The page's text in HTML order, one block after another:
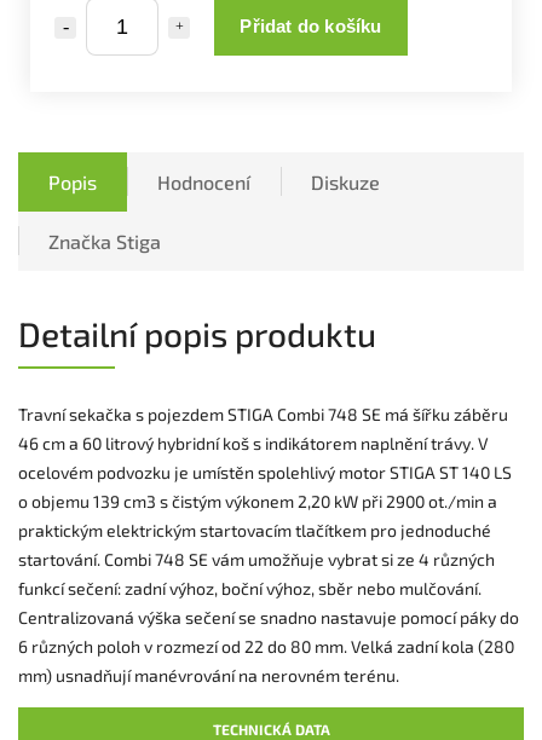
Přidat do košíku
Popis Hodnocení Diskuze
Značka Stiga
Detailní popis produktu
Travní sekačka s pojezdem STIGA Combi 748 SE má šířku záběru
46 cm a 60 litrový hybridní koš s indikátorem naplnění trávy. V
ocelovém podvozku je umístěn spolehlivý motor STIGA ST 140 LS
o objemu 139 cm3 s čistým výkonem 2,20 kW při 2900 ot./min a
praktickým elektrickým startovacím tlačítkem pro jednoduché
startování. Combi 748 SE vám umožňuje vybrat si ze 4 různých
funkcí sečení: zadní výhoz, boční výhoz, sběr nebo mulčování.
Centralizovaná výška sečení se snadno nastavuje pomocí páky do
6 různých poloh v rozmezí od 22 do 80 mm. Velká zadní kola (280
mm) usnadňují manévrování na nerovném terénu.
TECHNICKÁ DATA